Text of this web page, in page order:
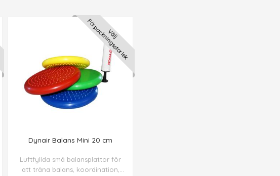
Välj
Förpackningsstorlek
Dynair Balans Mini 20 cm
Luftfyllda små balansplattor för
att träna balans, koordination,